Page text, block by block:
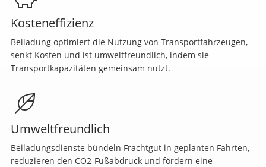
Kosteneffizienz
Beiladung optimiert die Nutzung von Transportfahrzeugen,
senkt Kosten und ist umweltfreundlich, indem sie
Transportkapazitäten gemeinsam nutzt.
Umweltfreundlich
Beiladungsdienste bündeln Frachtgut in geplanten Fahrten,
reduzieren den CO2-Fußabdruck und fördern eine